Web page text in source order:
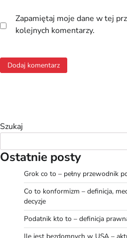
Zapamiętaj moje dane w tej
kolejnych komentarzy.
Szukaj
Ostatnie posty
Grok co to – pełny przewodnik
Co to konformizm – definicja,
decyzje
Podatnik kto to – definicja